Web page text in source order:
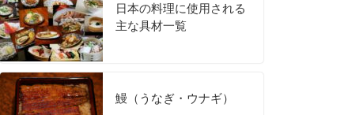
日本の料理に使用される
主な具材一覧
鰻（うなぎ・ウナギ）